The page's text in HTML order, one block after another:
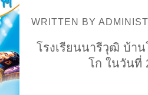
WRITTEN BY
โรงเรียนนารีวุฒิ บ้า
โก ในวันที่